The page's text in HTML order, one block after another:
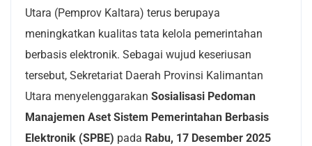
Utara (Pemprov Kaltara) terus berupaya
meningkatkan kualitas tata kelola pemerintahan
berbasis elektronik. Sebagai wujud keseriusan
tersebut, Sekretariat Daerah Provinsi Kalimantan
Utara menyelenggarakan Sosialisasi Pedoman
Manajemen Aset Sistem Pemerintahan Berbasis
Elektronik (SPBE) pada Rabu, 17 Desember 2025